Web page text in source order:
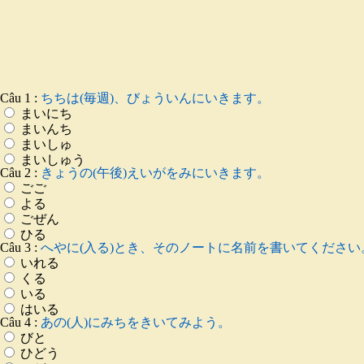
Câu 1 : ちちは(毎週)、びょういんにいきます。
まいにち
まいんち
まいしゅ
まいしゅう
Câu 2 : きょうの(午後)えいがをみにいきます。
ごご
よる
ごぜん
ひる
Câu 3 : へやに(入る)とき、そのノートに名前を書いてくださ
いれる
くる
いる
はいる
Câu 4 : あの(人)にみちをきいてみよう。
びと
ひどう